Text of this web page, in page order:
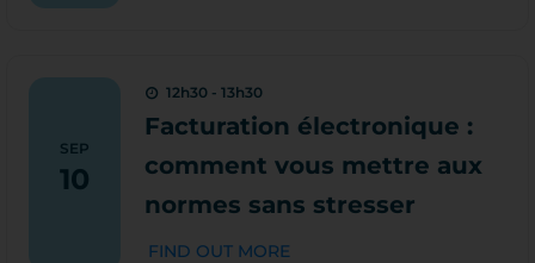
SEP
10
12h30 - 13h30
Facturation électronique :
comment vous mettre aux
normes sans stresser
FIND OUT MORE